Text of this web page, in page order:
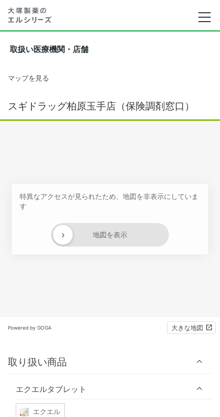
取扱い医療機関・店舗
マップを見る
スギドラッグ柏原玉手店（保険調剤窓口）
特異なアクセスが見られたため、地図を非表示にしていま
す
地図を表示
›
Powered by GOGA 大きな地図
取り扱い商品
エクエルタブレット
エクエル